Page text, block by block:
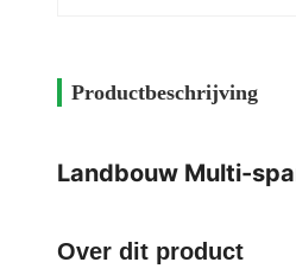
Productbeschrijving
Landbouw Multi-
Over dit product